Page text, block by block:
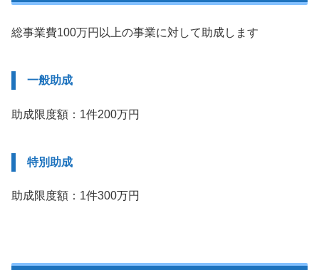
総事業費100万円以上の事業に対して助成します
一般助成
助成限度額：1件200万円
特別助成
助成限度額：1件300万円